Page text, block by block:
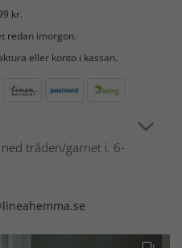
kr.
redan imorgon.
eller konto i kassan.
tråden/garnet i. 6-